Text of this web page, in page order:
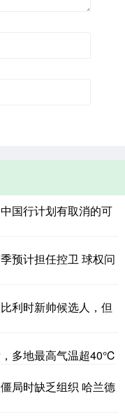
国行计划有取消的可
预计担任控卫 球权问
利时新帅候选人，但
多地最高气温超40℃
局时缺乏组织 哈兰德